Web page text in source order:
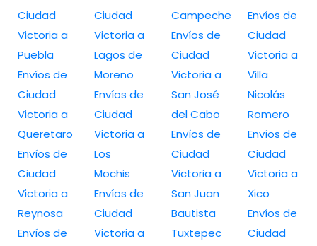
Ciudad
Victoria a
Puebla
Envíos de
Ciudad
Victoria a
Queretaro
Envíos de
Ciudad
Victoria a
Reynosa
Envíos de
Ciudad
Victoria a
Lagos de
Moreno
Envíos de
Ciudad
Victoria a
Los
Mochis
Envíos de
Ciudad
Victoria a
Campeche
Envíos de
Ciudad
Victoria a
San José
del Cabo
Envíos de
Ciudad
Victoria a
San Juan
Bautista
Tuxtepec
Envíos de
Ciudad
Victoria a
Villa
Nicolás
Romero
Envíos de
Ciudad
Victoria a
Xico
Envíos de
Ciudad